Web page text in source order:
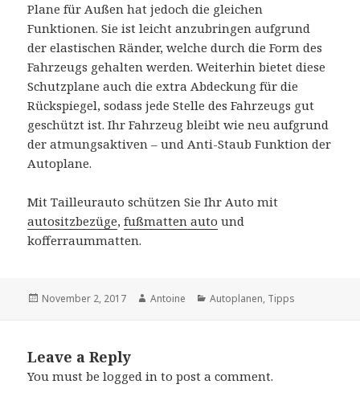
Plane für Außen hat jedoch die gleichen
Funktionen. Sie ist leicht anzubringen aufgrund
der elastischen Ränder, welche durch die Form des
Fahrzeugs gehalten werden. Weiterhin bietet diese
Schutzplane auch die extra Abdeckung für die
Rückspiegel, sodass jede Stelle des Fahrzeugs gut
geschützt ist. Ihr Fahrzeug bleibt wie neu aufgrund
der atmungsaktiven – und Anti-Staub Funktion der
Autoplane.
Mit Tailleurauto schützen Sie Ihr Auto mit
autositzbezüge,fußmatten auto und
kofferraummatten.
Posted
November 2, 2017 Author
Antoine Categories
Autoplanen, Tipps
Leave a Reply
You must belogged in to post a comment.